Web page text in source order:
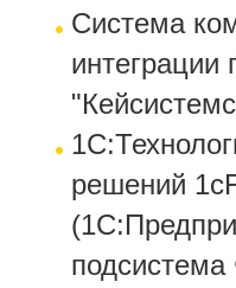
Система
интеграции
решений